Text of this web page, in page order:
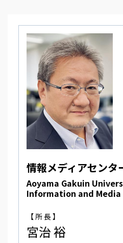
情報メディアセンタ
Aoyama Gakuin
Information and Media
【 所 長 】
宮治 裕